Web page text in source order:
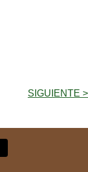
SIGUIENTE >